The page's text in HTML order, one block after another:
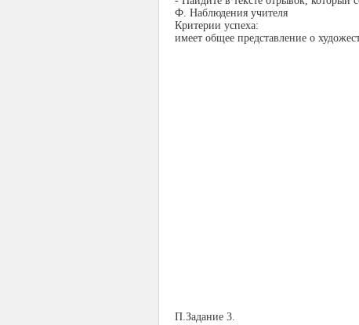
Ф. Наблюдения учителя
Критерии успеха:
имеет общее представление о
П.Задание 3.